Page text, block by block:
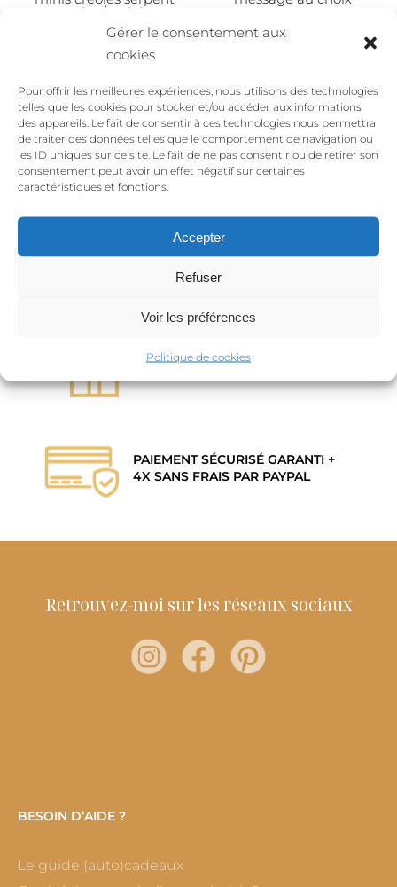
Gérer le consentement aux
cookies
Pour offrir les meilleures expériences, nous utilisons des technologies
telles que les cookies pour stocker et/ou accéder aux informations
des appareils. Le fait de consentir à ces technologies nous permettra
de traiter des données telles que le comportement de navigation ou
les ID uniques sur ce site. Le fait de ne pas consentir ou de retirer son
consentement peut avoir un effet négatif sur certaines
caractéristiques et fonctions.
Accepter
Refuser
Voir les préférences
Politique de cookies
paire / unité
–39,00€
59,00
BIJOUX SOUS GARANTIE
ENVOI GRATUIT EN FRANCE &
BELGIQUE À PARTIR DE 120€
EMBALLAGE CADEAU GRATUIT
PAIEMENT SÉCURISÉ GARANTI +
4X SANS FRAIS PAR PAYPAL
Retrouvez-moi sur les réseaux sociaux
BESOIN D’AIDE ?
Le guide (auto)cadeaux